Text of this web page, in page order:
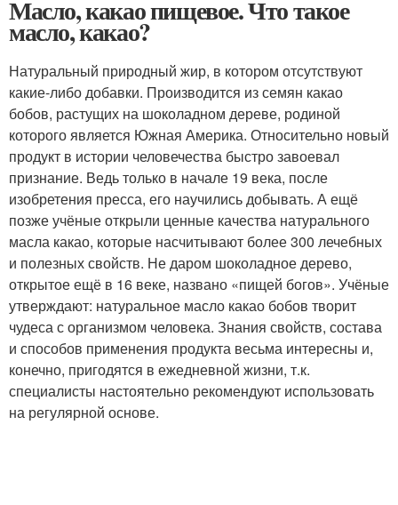
Масло, какао пищевое. Что такое
масло, какао?
Натуральный природный жир, в котором отсутствуют
какие-либо добавки. Производится из семян какао
бобов, растущих на шоколадном дереве, родиной
которого является Южная Америка. Относительно новый
продукт в истории человечества быстро завоевал
признание. Ведь только в начале 19 века, после
изобретения пресса, его научились добывать. А ещё
позже учёные открыли ценные качества натурального
масла какао, которые насчитывают более 300 лечебных
и полезных свойств. Не даром шоколадное дерево,
открытое ещё в 16 веке, названо «пищей богов». Учёные
утверждают: натуральное масло какао бобов творит
чудеса с организмом человека. Знания свойств, состава
и способов применения продукта весьма интересны и,
конечно, пригодятся в ежедневной жизни, т.к.
специалисты настоятельно рекомендуют использовать
на регулярной основе.